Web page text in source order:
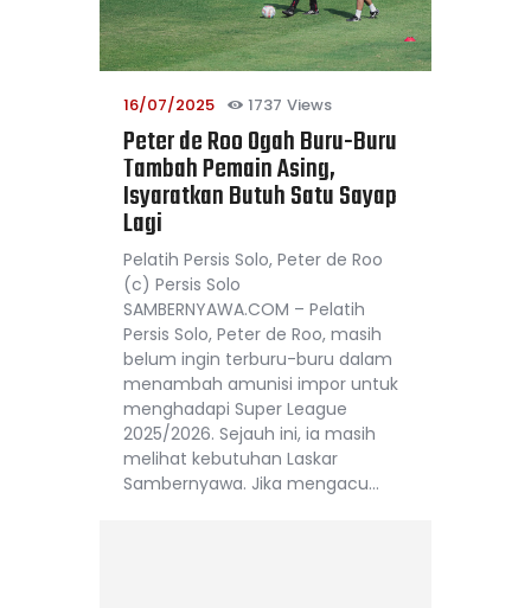
16/07/2025 1737 Views
Peter de Roo Ogah Buru-Buru
Tambah Pemain Asing,
Isyaratkan Butuh Satu Sayap
Lagi
Pelatih Persis Solo, Peter de Roo
(c) Persis Solo
SAMBERNYAWA.COM – Pelatih
Persis Solo, Peter de Roo, masih
belum ingin terburu-buru dalam
menambah amunisi impor untuk
menghadapi Super League
2025/2026. Sejauh ini, ia masih
melihat kebutuhan Laskar
Sambernyawa. Jika mengacu…